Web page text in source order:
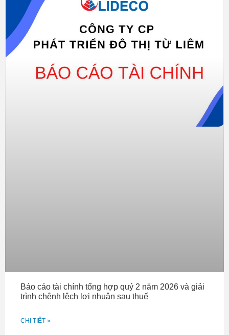
Báo cáo tài chính tổng hợp quý 2 năm 2026 và giải
trình chênh lệch lợi nhuận sau thuế
CHI TIẾT »